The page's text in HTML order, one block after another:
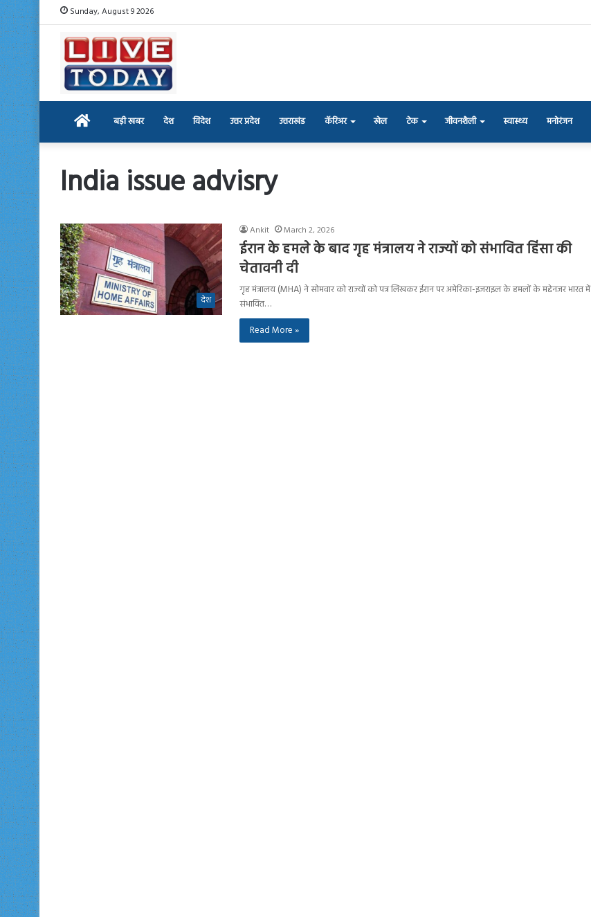
Sunday, August 9 2026
Home बड़ी खबर देश विदेश उत्तर प्रदेश उत्तराखंड कॅरिअर खेल टेक जीवनशैली स्वास्थ्य मनोरंजन
India issue advisry
देश
Ankit March 2, 2026
ईरान के हमले के बाद गृह मंत्रालय ने राज्यों को संभावित हिंसा की
चेतावनी दी
गृह मंत्रालय (MHA) ने सोमवार को राज्यों को पत्र लिखकर ईरान पर अमेरिका-इजराइल के हमलों के मद्देनजर भारत में
संभावित…
Read More »